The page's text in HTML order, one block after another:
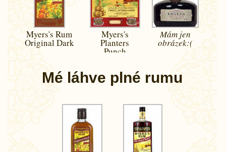
Myers's Rum
Original Dark
Myers's
Planters
Punch
Mám jen
obrázek:(
Mé láhve plné rumu